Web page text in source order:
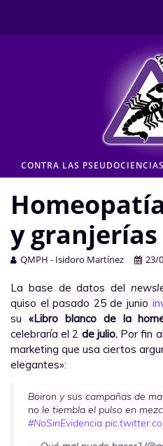
Pseudociencia en medios
Pseudociencia institucional
CONTACTO
Moderación de comentarios
Aviso legal y Política de
CONTRA LAS
y granjerías
QMPH - Isidoro Martínez 23/
La base de datos del
quiso el pasado 25 de junio
su «Libro blanco de la
celebraría el 2 de julio. Por fin
marketing que usa ciertos
elegantes»:
Boiron y sus campañas de
no le tiembla el pulso en
#NoSinEvidencia